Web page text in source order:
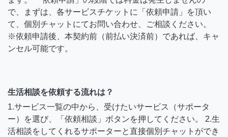
で、まずは、各サービスチケットに「依頼申請」を頂い
て、個別チャットにてお問い合わせ、ご相談ください。
※依頼申請後、本契約前（前払い決済前）であれば、キャ
ンセル可能です。
生活相談を依頼する流れは？
1.サービス一覧の中から、受けたいサービス（サポータ
ー）を選び、「依頼相談」ボタンを押してください。 2.生
活相談をしてくれるサポーターと直接個別チャットができ